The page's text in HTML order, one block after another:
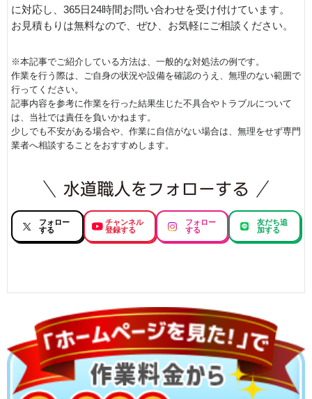
に対応し、365日24時間お問い合わせを受け付けています。
お見積もりは無料なので、ぜひ、お気軽にご相談ください。
※本記事でご紹介している方法は、一般的な対処法の例です。
作業を行う際は、ご自身の状況や設備を確認のうえ、無理のない範囲で
行ってください。
記事内容を参考に作業を行った結果生じた不具合やトラブルについて
は、当社では責任を負いかねます。
少しでも不安がある場合や、作業に自信がない場合は、無理をせず専門
業者へ相談することをおすすめします。
フォロー
する
チャンネル
登録する
フォロー
する
友だち追
加する